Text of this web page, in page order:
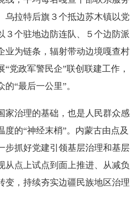
乌拉特后旗３个抵边苏木镇以党
３个驻地边防连队、５个边防派
业为链条，辐射带动边境嘎查村
“党政军警民企”联创联建工作，
“最后一公里”。
家治理的基础，也是人民群众感
度的“神经末梢”。内蒙古由点及
步抓好党建引领基层治理和基层
从点上试点到面上推进、从减负
变，持续夯实边疆民族地区治理